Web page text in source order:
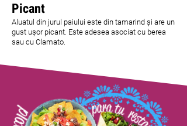
Picant
Aluatul din jurul paiului este din tamarind și are un
gust ușor picant. Este adesea asociat cu berea
sau cu Clamato.